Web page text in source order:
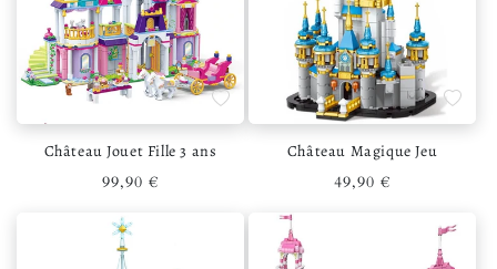
Ajouter à la liste de souhaits
Château Jouet Fille 3 ans
Prix habituel
99,90 €
Ajouter
Château Magique Jeu
Prix habituel
49,90 €